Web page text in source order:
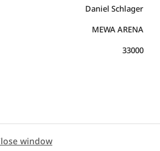
Daniel Schlager
MEWA ARENA
33000
window